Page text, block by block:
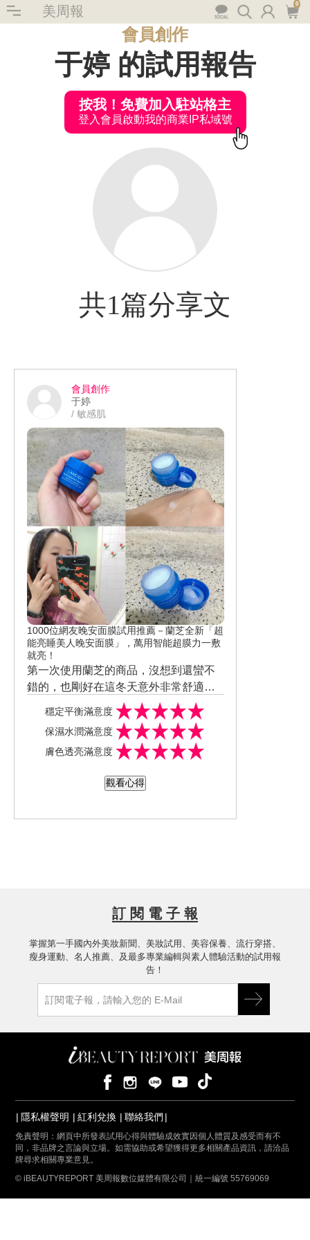
美周報 0
會員創作
于婷 的試用報告
按我！免費加入駐站格主
登入會員啟動我的商業IP私域號
共1篇分享文
會員創作
于婷
/ 敏感肌
1000位網友晚安面膜試用推薦－蘭芝全新「超
能亮睡美人晚安面膜」，萬用智能超膜力一敷
就亮！
第一次使用蘭芝的商品，沒想到還蠻不
錯的，也剛好在這冬天意外非常舒適。
也讓自己跑去購入自己的名單內❤️ 不僅
舒適也保濕，很開心有這次的體驗。
穩定平衡滿意度
保濕水潤滿意度
膚色透亮滿意度
觀看心得
訂 閱 電 子 報
掌握第一手國內外美妝新聞、美妝試用、美容保養、流行穿搭、
瘦身運動、名人推薦、及最多專業編輯與素人體驗活動的試用報
告！
隱私權聲明 紅利兌換 聯絡我們
免責聲明：網頁中所發表試用心得與體驗成效實因個人體質及感受而有不
同，非品牌之言論與立場。如需協助或希望獲得更多相關產品資訊，請洽品
牌尋求相關專業意見。
© iBEAUTYREPORT 美周報數位媒體有限公司｜統一編號 55769069